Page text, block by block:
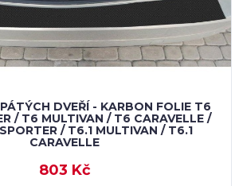
DVEŘÍ - KARBON FOLIE T6
/ T6 MULTIVAN / T6 CARAVELLE /
/ T6.1 MULTIVAN / T6.1
CARAVELLE
803 Kč